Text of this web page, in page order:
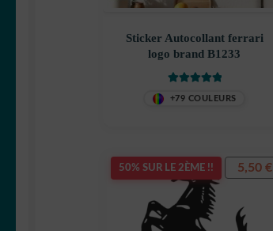
Sticker Autocollant ferrari
logo brand B1233
+79 COULEURS
50% SUR LE 2ÈME !! 5,50€